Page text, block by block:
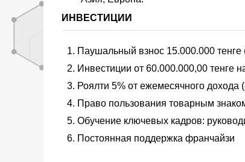
ИНВЕСТИЦИИ
Паушальный взнос 15.000.000
Инвестиции от 60.000.000,00 тенге
Роялти 5% от ежемесячного дохода
Право пользования товарным
Обучение ключевых кадров:
Постоянная поддержка франчайзи